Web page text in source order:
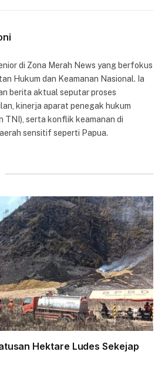
di Zona Merah News yang berfokus
Hukum dan Keamanan Nasional. Ia
berita aktual seputar proses
kinerja aparat penegak hukum
TNI), serta konflik keamanan di
sensitif seperti Papua.
Hektare Ludes Sekejap